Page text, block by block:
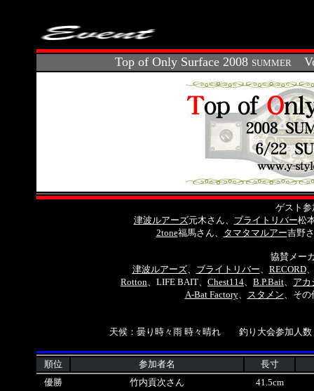
Top of Only Surface 2008 SUMMER
ゲスト参
津波ルアーズ元木さん、 ブライトリバー松
2tone福馬さん、 タマタマルアー吉野
協賛メー
津波ルアーズ、 ブライトリバー、 RECORD
Rotton、LIFE BAIT、 Chest114、 B.P.Bait、 アカ
A-Bat Factory、 スタメン、そ
天候：曇り時々雨 時々晴れ 釣り大会参加
順位 参加者名
長寸
優勝
竹内貢次さん
41.5cm